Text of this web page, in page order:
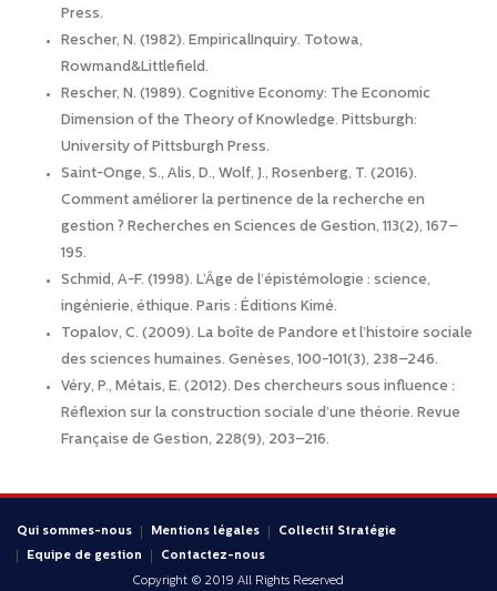
Press.
Rescher, N. (1982). EmpiricalInquiry. Totowa,
Rowmand&Littlefield.
Rescher, N. (1989). Cognitive Economy: The Economic
Dimension of the Theory of Knowledge. Pittsburgh:
University of Pittsburgh Press.
Saint-Onge, S., Alis, D., Wolf, J., Rosenberg, T. (2016).
Comment améliorer la pertinence de la recherche en
gestion ? Recherches en Sciences de Gestion, 113(2), 167–
195.
Schmid, A-F. (1998). L’Âge de l’épistémologie : science,
ingénierie, éthique. Paris : Éditions Kimé.
Topalov, C. (2009). La boîte de Pandore et l’histoire sociale
des sciences humaines. Genèses, 100-101(3), 238–246.
Véry, P., Métais, E. (2012). Des chercheurs sous influence :
Réflexion sur la construction sociale d’une théorie. Revue
Française de Gestion, 228(9), 203–216.
Qui sommes-nous Mentions légales
Collectif Stratégie
Equipe de gestion
Contactez-nous
Copyright © 2019 All Rights Reserved